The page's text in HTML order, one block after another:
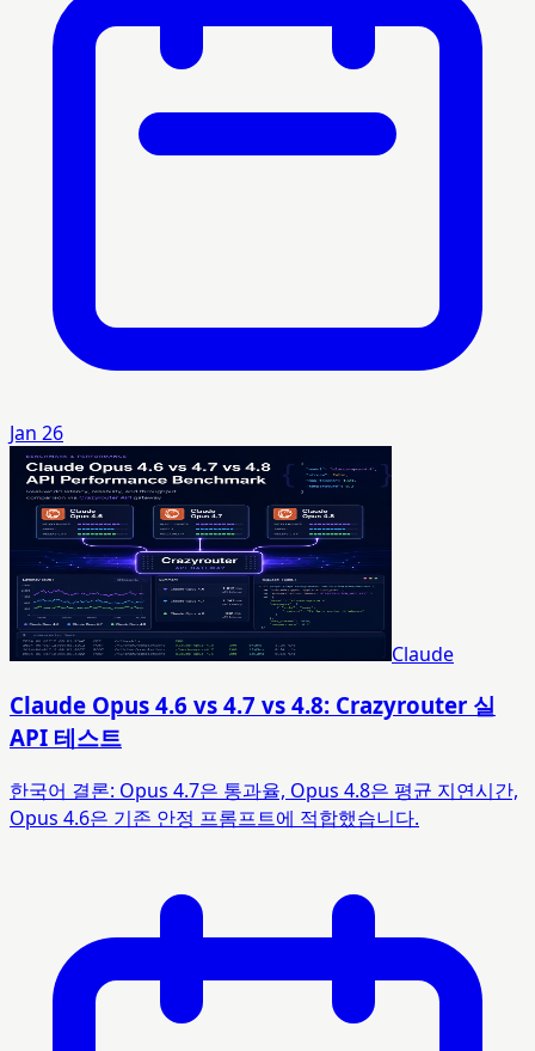
Jan 26
Claude
Claude Opus 4.6 vs 4.7 vs 4.8: Crazyrouter 실
API 테스트
한국어 결론: Opus 4.7은 통과율, Opus 4.8은 평균 지연시간,
Opus 4.6은 기존 안정 프롬프트에 적합했습니다.